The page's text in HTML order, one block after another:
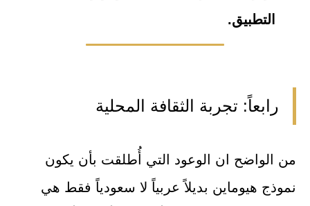
التطبيق.
رابعاً: تجربة الثقافة المحلية
من الواضح ان الوعود التي أُطلقت بأن يكون
نموذج هيوماين بديلاً عربياً لا سعودياً فقط هي